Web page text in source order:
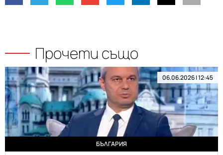
Прочети също
06.06.2026 | 12:45
БЪЛГАРИЯ